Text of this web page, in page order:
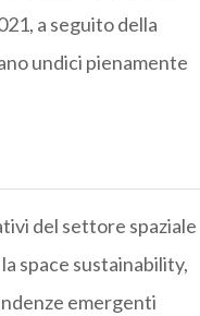
a seguito della
undici pienamente
del settore spaziale
space sustainability,
emergenti